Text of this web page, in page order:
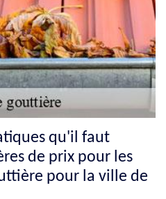
qu'il faut
de prix pour les
pour la ville de